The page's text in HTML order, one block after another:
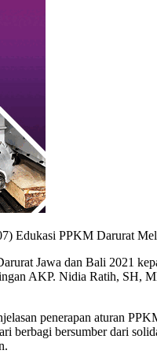
Edukasi PPKM Darurat
Jawa dan Bali 2021
AKP. Nidia Ratih, SH,
penerapan aturan
berbagi bersumber dari